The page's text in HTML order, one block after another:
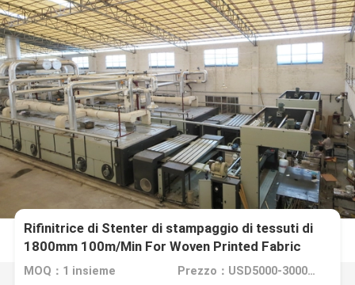
Rifinitrice di Stenter di stampaggio di tessuti di
1800mm 100m/Min For Woven Printed Fabric
MOQ：1 insieme Prezzo：USD5000-300000